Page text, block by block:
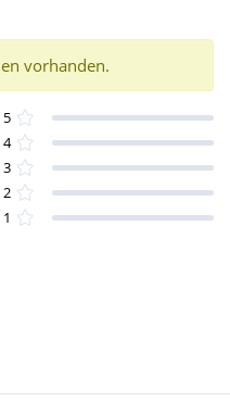
vorhanden.
5
4
3
2
1